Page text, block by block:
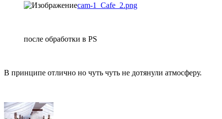
cam-1_Cafe_2.png
после обработки в PS
В принципе отлично но чуть чуть не дотянули атмосферу.